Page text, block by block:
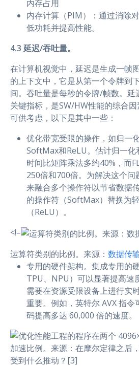
内存占用
内存计算（PIM）：通过消除
低功耗并提高性能。
4.3 延迟/吞吐量。
在计算机视觉中，延迟是生成一帧
的上下文中，它是从第一个令牌到
间。吞吐量是每秒的令牌/帧数。延
关键指标，是SW/HW性能的综合
可供考虑，以下是其中一些：
优化带宽受限的操作，如归一
SoftMax和ReLU。估计归一化
时间比矩阵乘法多约40%，而
250倍和700倍。为解决这个问
来融合多个操作符以节省数据
的操作符（SoftMax）替换为
（ReLU）。
<!–
运算符类别的比例。来源： 数据传
专用的硬件架构。集成专用的硬
TPU、NPU）可以显著提高速
需要在资源受限设备上进行实
重要。例如，英特尔 AVX 指
码提高多达 60,000 倍的速度。